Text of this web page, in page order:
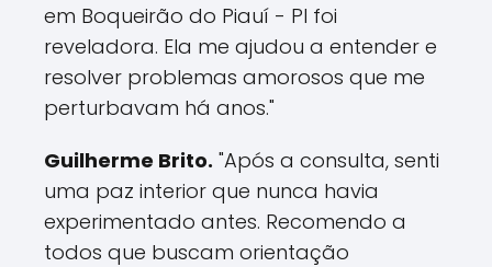
em Boqueirão do Piauí - PI foi
reveladora. Ela me ajudou a entender e
resolver problemas amorosos que me
perturbavam há anos."
Guilherme Brito. "Após a consulta, senti
uma paz interior que nunca havia
experimentado antes. Recomendo a
todos que buscam orientação